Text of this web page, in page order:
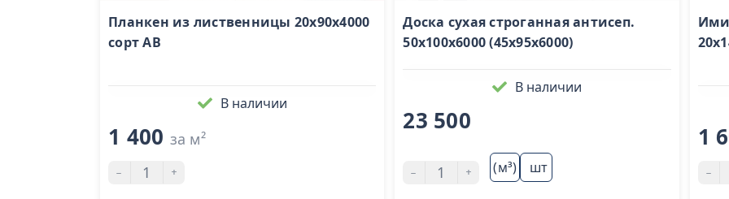
Планкен из лиственницы 20x90х4000
сорт АВ
В наличии
1 400 за м²
- +
Доска сухая строганная антисеп.
50х100х6000 (45х95х6000)
В наличии
23 500
- + (м³) шт
1
-